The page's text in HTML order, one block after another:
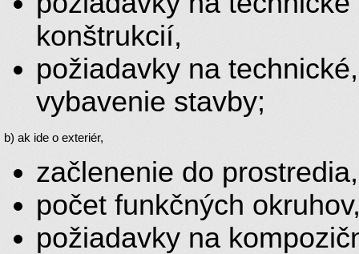
konštrukcií,
požiadavky na
vybavenie stavby;
b) ak ide o exteriér,
začlenenie do
počet funkčných
požiadavky na